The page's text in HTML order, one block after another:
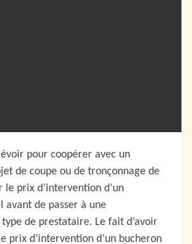
pour coopérer avec un
de coupe ou de tronçonnage de
le prix d’intervention d’un
avant de passer à une
de prestataire. Le fait d’avoir
prix d’intervention d’un bucheron